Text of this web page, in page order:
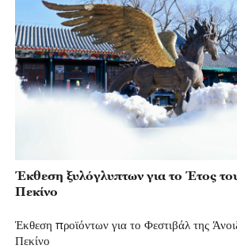
Έκθεση ξυλόγλυπτων για το Έτος
Πεκίνο
Έκθεση προϊόντων για το Φεστιβάλ της
Πεκίνο